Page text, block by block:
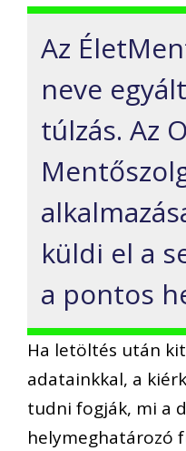
Az
neve
túlzás. Az
küldi el a
a pontos
Ha letöltés után
adatainkkal, a
tudni fogják, mi a
helymeghatározó